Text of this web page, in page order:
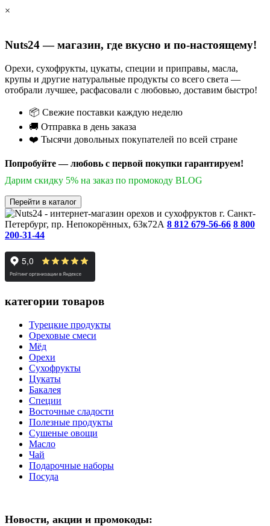
×
Nuts24 — магазин, где вкусно и по-настоящему!
Орехи, сухофрукты, цукаты, специи и приправы, масла,
крупы и другие натуральные продукты со всего света —
отобрали лучшее, расфасовали с любовью, доставим быстро!
📦 Свежие поставки каждую неделю
🚚 Отправка в день заказа
❤️ Тысячи довольных покупателей по всей стране
Попробуйте — любовь с первой покупки гарантируем!
Дарим скидку 5% на заказ по промокоду BLOG
Перейти в каталог
г. Санкт-
Петербург, пр. Непокорённых, 63к72А 8 812 679-56-66 8 800
200-31-44
категории товаров
Турецкие продукты
Ореховые смеси
Мёд
Орехи
Сухофрукты
Цукаты
Бакалея
Специи
Восточные сладости
Полезные продукты
Сушеные овощи
Масло
Чай
Подарочные наборы
Посуда
Новости, акции и промокоды: